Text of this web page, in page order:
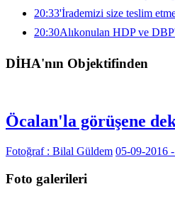
20:33'İrademizi size teslim
20:30Alıkonulan HDP ve
DİHA'nın Objektifinden
Öcalan'la görüşene
Fotoğraf : Bilal Güldem 05-09-2016
Foto galerileri